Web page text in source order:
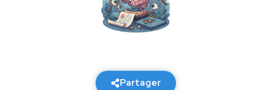
Partager